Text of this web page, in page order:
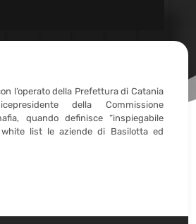
l’operato della Prefettura di Catania
della Commissione
quando definisce “inspiegabile
white list le aziende di Basilotta ed